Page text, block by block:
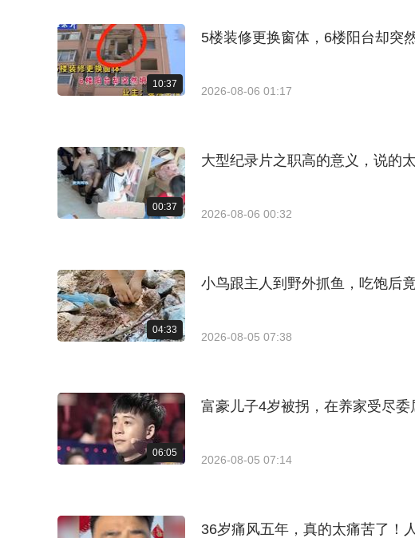
10:37
5楼装修更换窗体，6楼阳台却突
2026-08-06 01:17
00:37
大型纪录片之职高的意义，说的
2026-08-06 00:32
04:33
小鸟跟主人到野外抓鱼，吃饱后
2026-08-05 07:38
06:05
富豪儿子4岁被拐，在养家受尽
2026-08-05 07:14
36岁痛风五年，真的太痛苦了！